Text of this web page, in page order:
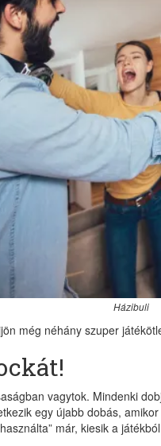
Házibuli
még néhány szuper
vagytok. Mindenki
egy újabb dobás,
már, kiesik a